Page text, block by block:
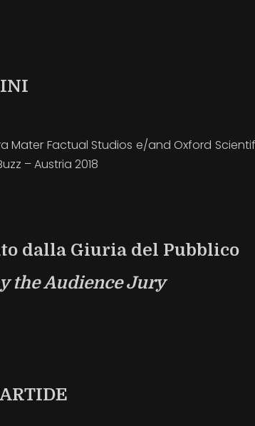
Factual Studios e/and Oxford
– Austria 2018
dalla Giuria del Pubblico
the Audience Jury